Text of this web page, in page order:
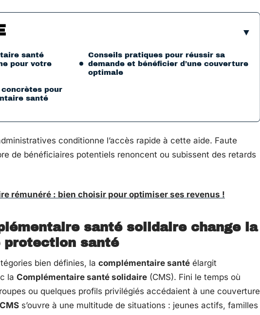
santé
pour votre
pour
santé
Conseils pratiques pour réussir sa
demande et bénéficier d’une couverture
optimale
conditionne l’accès rapide à cette aide. Faute
de bénéficiaires potentiels renoncent ou subissent des retards
rémunéré : bien choisir pour optimiser ses revenus !
santé solidairechange la
protection santé
bien définies, la complémentaire santé élargit
la Complémentaire santé solidaire (CMS). Fini le temps où
ou quelques profils privilégiés accédaient à une couverture
s’ouvre à une multitude de situations : jeunes actifs, familles